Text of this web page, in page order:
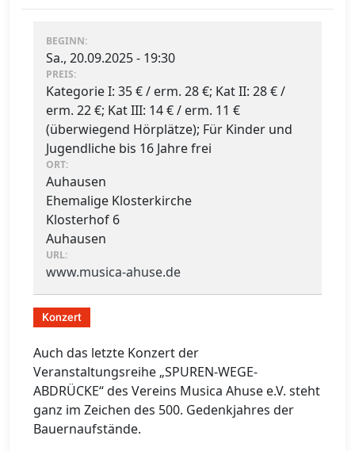
BEGINN:
Sa., 20.09.2025 - 19:30
PREIS:
Kategorie I: 35 € / erm. 28 €; Kat II: 28 € /
erm. 22 €; Kat III: 14 € / erm. 11 €
(überwiegend Hörplätze); Für Kinder und
Jugendliche bis 16 Jahre frei
ORT:
Auhausen
Ehemalige Klosterkirche
Klosterhof 6
Auhausen
URL:
www.musica-ahuse.de
Konzert
Auch das letzte Konzert der
Veranstaltungsreihe „SPUREN-WEGE-
ABDRÜCKE“ des Vereins Musica Ahuse e.V. steht
ganz im Zeichen des 500. Gedenkjahres der
Bauernaufstände.